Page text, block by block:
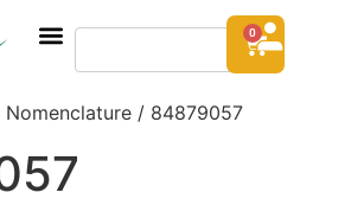
0
/ 84879057